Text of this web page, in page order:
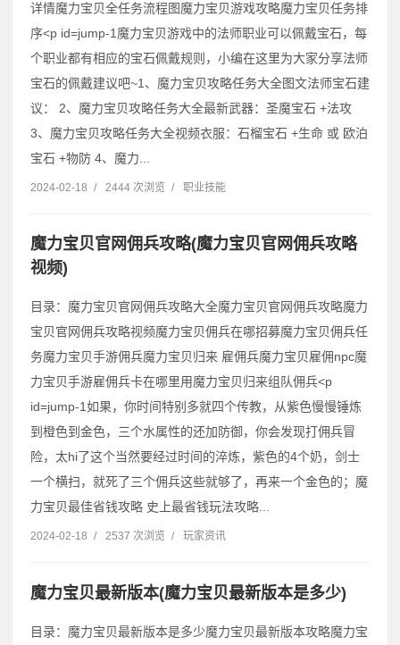
详情魔力宝贝全任务流程图魔力宝贝游戏攻略魔力宝贝任务排
序˂p id=jump-1魔力宝贝游戏中的法师职业可以佩戴宝石，每
个职业都有相应的宝石佩戴规则，小编在这里为大家分享法师
宝石的佩戴建议吧~1、魔力宝贝攻略任务大全图文法师宝石建
议： 2、魔力宝贝攻略任务大全最新武器：圣魔宝石 +法攻
3、魔力宝贝攻略任务大全视频衣服：石榴宝石 +生命 或 欧泊
宝石 +物防 4、魔力...
2024-02-18 / 2444 次浏览 / 职业技能
魔力宝贝官网佣兵攻略(魔力宝贝官网佣兵攻略
视频)
目录：魔力宝贝官网佣兵攻略大全魔力宝贝官网佣兵攻略魔力
宝贝官网佣兵攻略视频魔力宝贝佣兵在哪招募魔力宝贝佣兵任
务魔力宝贝手游佣兵魔力宝贝归来 雇佣兵魔力宝贝雇佣npc魔
力宝贝手游雇佣兵卡在哪里用魔力宝贝归来组队佣兵˂p
id=jump-1如果，你时间特别多就四个传教，从紫色慢慢锤炼
到橙色到金色，三个水属性的还加防御，你会发现打佣兵冒
险，太hi了这个当然要经过时间的淬炼，紫色的4个奶，剑士
一个横扫，就死了三个佣兵这些就够了，再来一个金色的；魔
力宝贝最佳省钱攻略 史上最省钱玩法攻略...
2024-02-18 / 2537 次浏览 / 玩家资讯
魔力宝贝最新版本(魔力宝贝最新版本是多少)
目录：魔力宝贝最新版本是多少魔力宝贝最新版本攻略魔力宝